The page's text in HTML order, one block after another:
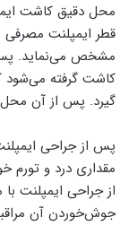
محل دقیق کاشت
قطر ایمپلنت مصرفی
مشخص می‌نماید. پس
کاشت گرفته می‌شود
گیرد. پس از آن
پس از جراحی
از جراحی ایمپلنت
جوش‌خوردن آن